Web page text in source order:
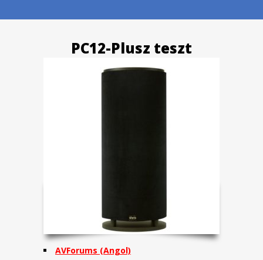
PC12-Plusz teszt
AVForums (Angol)